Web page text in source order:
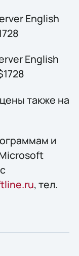
English
English
также на
и
, тел.